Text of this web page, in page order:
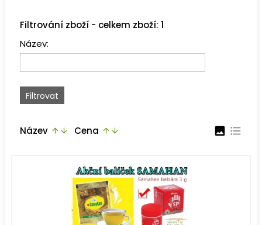
Filtrování zboží - celkem zboží: 1
Název:
Název arrow_upward arrow_downward Cena arrow_upward arrow_downward image format_list_bulleted